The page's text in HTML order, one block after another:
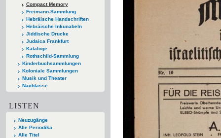
Compact Memory
Freimann-Sammlung
Hebräische Handschriften
Hebräische Inkunabeln
Jiddische Drucke
Judaica Frankfurt
Kataloge
Rothschild-Sammlung
Kinderbuchsammlungen
Koloniale Sammlungen
Musik und Theater
Nachlässe
LISTEN
Neuzugänge
Alle Periodika
Alle Titel